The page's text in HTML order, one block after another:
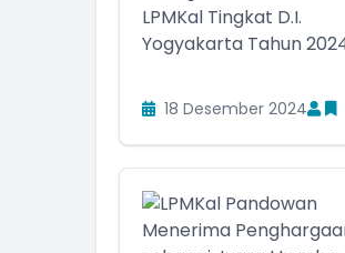
18 Desember 2024